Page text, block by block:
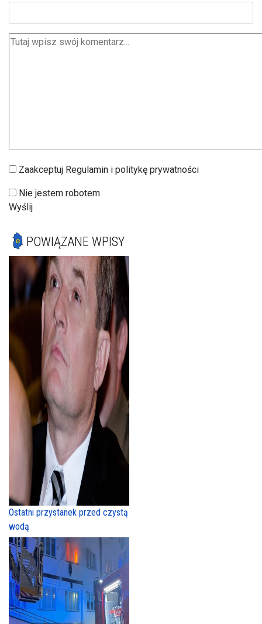
Zaakceptuj Regulamin i politykę prywatności
Nie jestem robotem
Wyślij
POWIĄZANE WPISY
Ostatni przystanek przed czystą
wodą